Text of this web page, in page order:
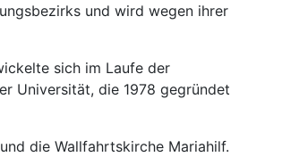
und wird wegen ihrer
sich im Laufe der
Universität, die 1978 gegründet
die Wallfahrtskirche Mariahilf.